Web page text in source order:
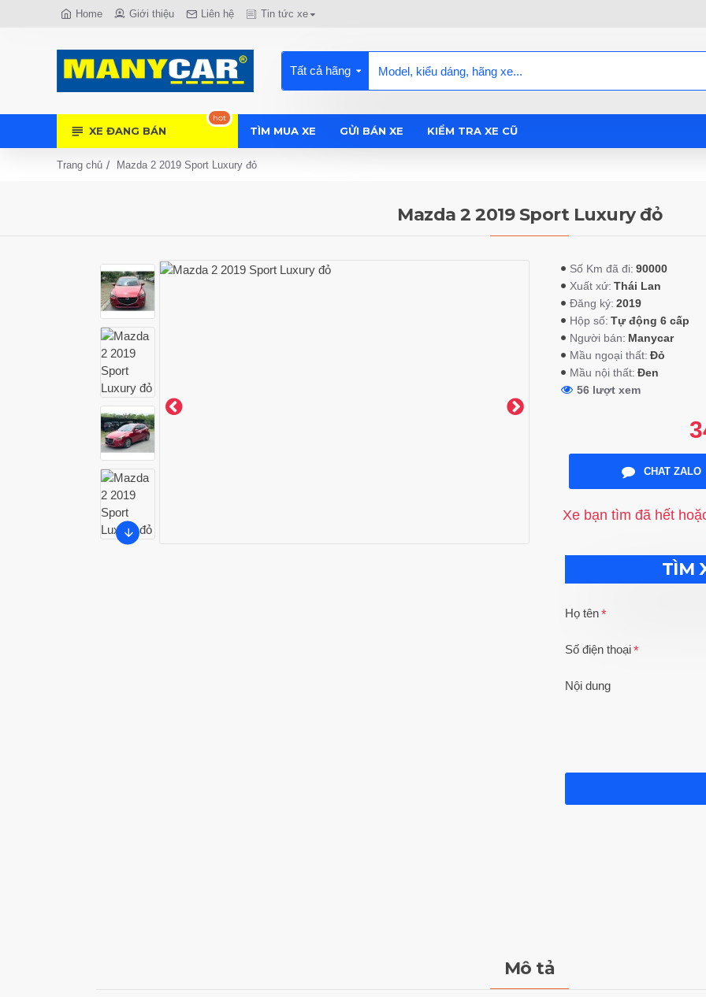
Home Giới thiệu Liên hệ Tin tức xe
Tất cả hãng
XE ĐANG BÁN
hot
TÌM MUA XE GỬI BÁN XE KIỂM TRA XE CŨ
Trang chủ Mazda 2 2019 Sport Luxury đỏ
Mazda 2 2019 Sport Luxury đỏ
Số Km đã đi: 90000
Xuất xứ: Thái Lan
Đăng ký: 2019
Hộp số: Tự động 6 cấp
Người bán: Manycar
Mầu ngoại thất: Đỏ
Mầu nội thất: Đen
56 lượt xem
CHAT ZALO
Xe bạn tìm đã hết
TÌM
Họ tên
Số điện thoại
Nội dung
Mô tả